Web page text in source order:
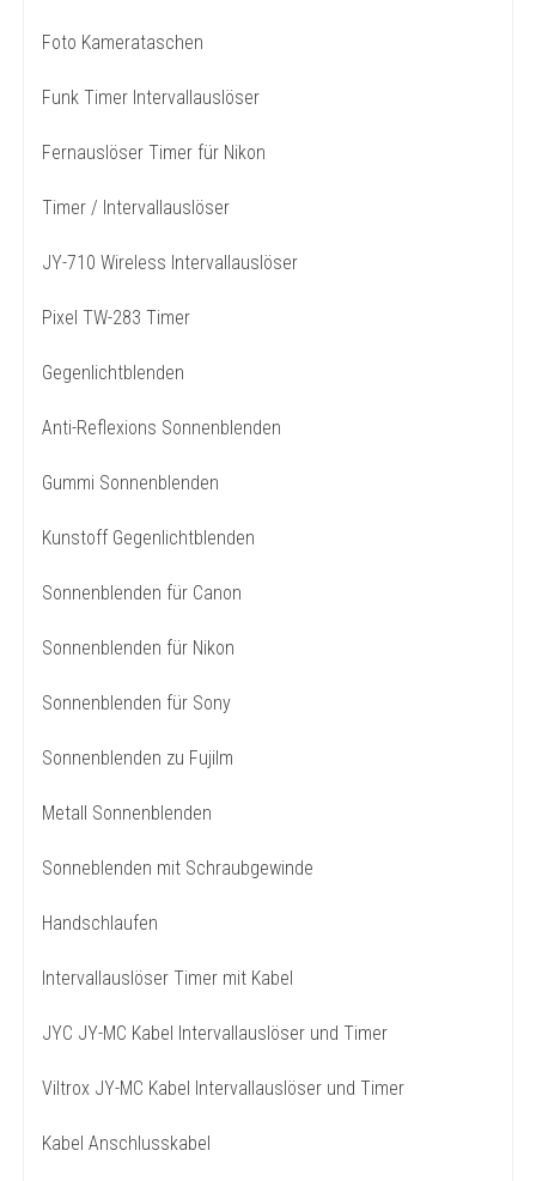
Foto Kamerataschen
Funk Timer Intervallauslöser
Fernauslöser Timer für Nikon
Timer / Intervallauslöser
JY-710 Wireless Intervallauslöser
Pixel TW-283 Timer
Gegenlichtblenden
Anti-Reflexions Sonnenblenden
Gummi Sonnenblenden
Kunstoff Gegenlichtblenden
Sonnenblenden für Canon
Sonnenblenden für Nikon
Sonnenblenden für Sony
Sonnenblenden zu Fujilm
Metall Sonnenblenden
Sonneblenden mit Schraubgewinde
Handschlaufen
Intervallauslöser Timer mit Kabel
JYC JY-MC Kabel Intervallauslöser und Timer
Viltrox JY-MC Kabel Intervallauslöser und Timer
Kabel Anschlusskabel